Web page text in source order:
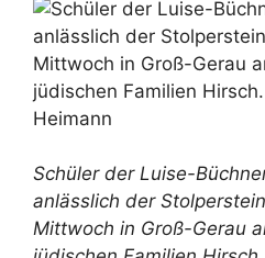
Schüler der Luise-
anlässlich der
Mittwoch in Groß-Gerau